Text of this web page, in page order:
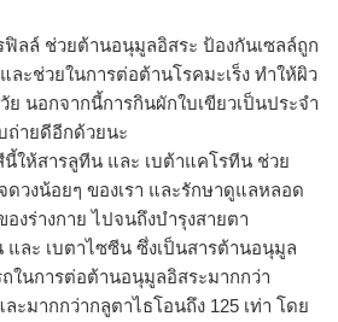
ฟิลล์ ช่วยต้านอนุมูลอิสระ ป้องกันเซลล์ถูก
ะช่วยในการต่อต้านโรคมะเร็ง ทำให้ผิว
นอกจากนี้การกินผักใบเขียวเป็นประจำ
ถ่ายดีอีกด้วยนะ
นี้ให้สารลูทีน และ เบต้าแคโรทีน ช่วย
ดวงน้อยๆ ของเรา และรักษาดูแลหลอด
งร่างกาย ไปจนถึงบำรุงสายตา
และ เบตาไซซีน ซึ่งเป็นสารต้านอนุมูล
ในการต่อต้านอนุมูลอิสระมากกว่า
ะมากกว่ากลูตาไธโอนถึง 125 เท่า โดย